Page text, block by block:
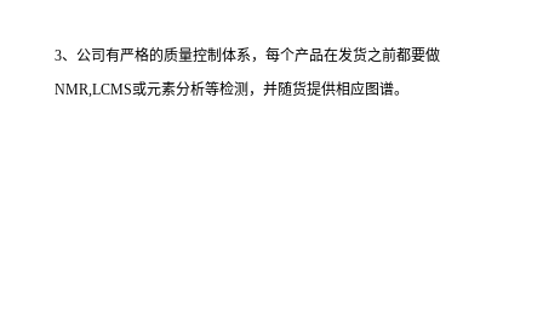
3、公司有严格的质量控制体系，每个产品在发货之前都要做
NMR,LCMS或元素分析等检测，并随货提供相应图谱。